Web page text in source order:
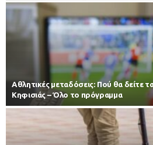
Αθλητικές μεταδόσεις: Πού θα δείτε
Κηφισιάς – Όλο το πρόγραμμα